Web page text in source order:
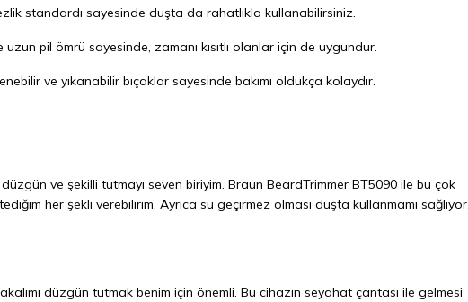
standardı sayesinde duşta da rahatlıkla kullanabilirsiniz.
uzun pil ömrü sayesinde, zamanı kısıtlı olanlar için de uygundur.
ve yıkanabilir bıçaklar sayesinde bakımı oldukça kolaydır.
düzgün ve şekilli tutmayı seven biriyim. Braun BeardTrimmer BT5090 ile bu çok
her şekli verebilirim. Ayrıca su geçirmez olması duşta kullanmamı sağlıyor.
düzgün tutmak benim için önemli. Bu cihazın seyahat çantası ile gelmesi